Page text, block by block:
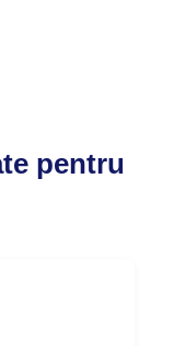
pentru